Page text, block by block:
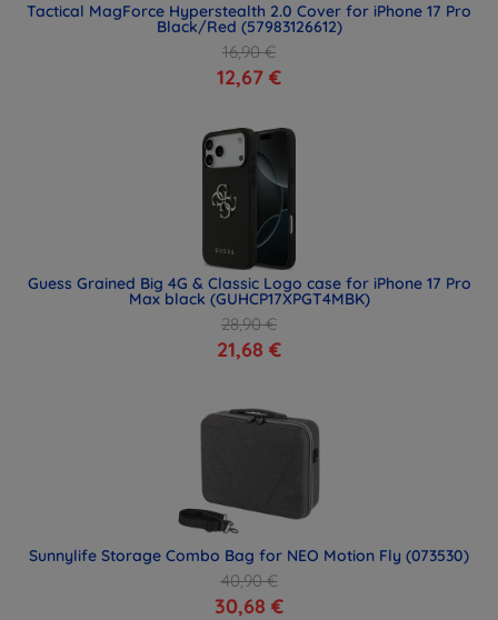
Tactical MagForce Hyperstealth 2.0 Cover for iPhone 17 Pro
Black/Red (57983126612)
16,90 €
12,67 €
Guess Grained Big 4G & Classic Logo case for iPhone 17 Pro
Max black (GUHCP17XPGT4MBK)
28,90 €
21,68 €
Sunnylife Storage Combo Bag for NEO Motion Fly (073530)
40,90 €
30,68 €